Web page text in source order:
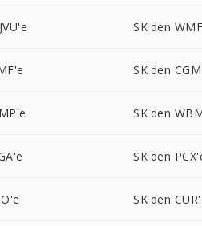
SK'den
SK'den
SK'den
SK'den
SK'den